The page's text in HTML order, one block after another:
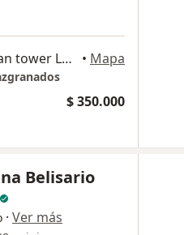
Cra 53 # 82 - 86 Edificio Ocean tower Local 101, Barranquilla • Mapa
$ 350.000
Belisario
· Ver más